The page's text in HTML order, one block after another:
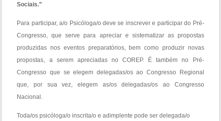
Sociais.”
Para participar, a/o Psicóloga/o deve se inscrever e participar do Pré-
Congresso, que serve para apreciar e sistematizar as propostas
produzidas nos eventos preparatórios, bem como produzir novas
propostas, a serem apreciadas no COREP. É também no Pré-
Congresso que se elegem delegadas/os ao Congresso Regional
que, por sua vez, elegem as/os delegadas/os ao Congresso
Nacional.
Toda/os psicóloga/o inscrita/o e adimplente pode ser delegada/o